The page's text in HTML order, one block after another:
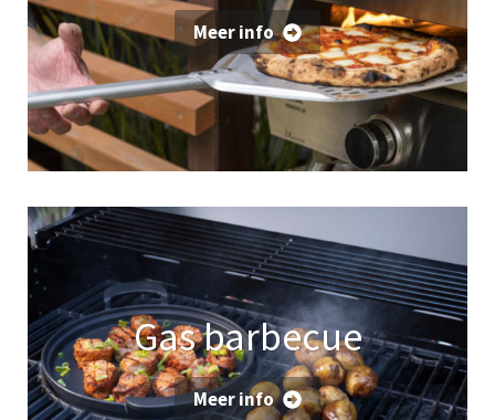
Meer info
Gas barbecue
Meer info